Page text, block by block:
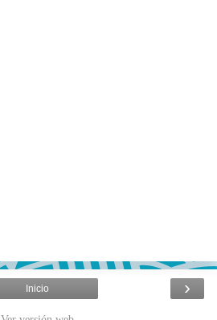
›
Inicio